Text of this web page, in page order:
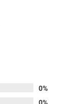
0%